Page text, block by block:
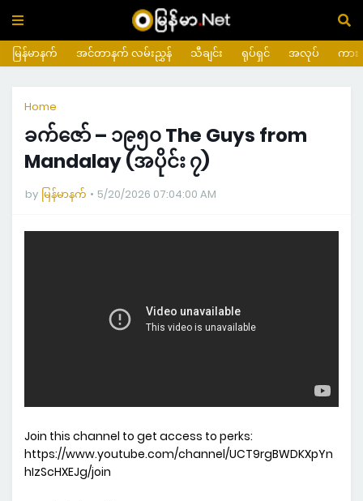
မြန်မာနက် အင်တာနက် လမ်းညွှန် သီချင်း ရုပ်ရှင် အလုပ် ကား
Home
ခက်ဇော် – ၁၉၅၀ The Guys from
Mandalay (အပိုင်း ၇)
by မြန်မာနက် 5/20/2026 07:04:00 AM
Join this channel to get access to perks:
https://www.youtube.com/channel/UCT9rgBWDKXpYn
hIzScHXEJg/join